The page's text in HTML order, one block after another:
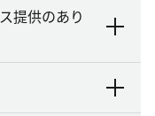
提供のあり